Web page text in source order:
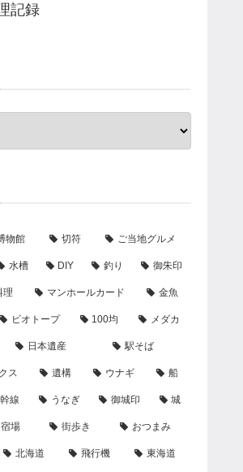
記録
物館 切符 ご当地グルメ
水槽 DIY 釣り 御朱印
理 マンホールカード 金魚
ビオトープ 100均 メダカ
日本遺産 駅そば
ス 遺構 ウナギ 船
線 うなぎ 御城印 城
宿場 街歩き おつまみ
北海道 飛行機 東海道